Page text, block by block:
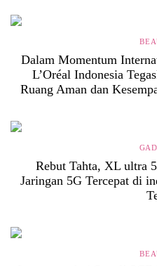
Dalam Momentum
L’Oréal Indonesia
Ruang Aman dan
Rebut Tahta, XL ultra
Jaringan 5G Tercepat di